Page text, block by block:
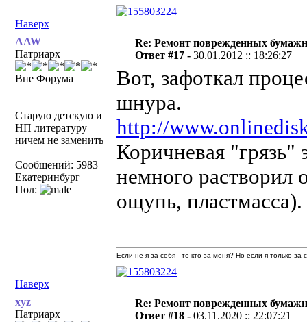
Наверх
AAW
Патриарх
Вне Форума
Старую детскую и
НП литературу
ничем не заменить
Сообщений: 5983
Екатеринбург
Пол:
Re: Ремонт поврежденных
Ответ #17 -30.01.2012 :: 18:26:27
Вот, зафоткал
шнура.
http://
Коричневая "грязь"
немного растворил
ощупь, пластмасса).
Наверх
Если не я за себя - то кто за меня? Но если я только
xyz
Патриарх
Re: Ремонт поврежденных
Ответ #18 -03.11.2020 :: 22:07:21